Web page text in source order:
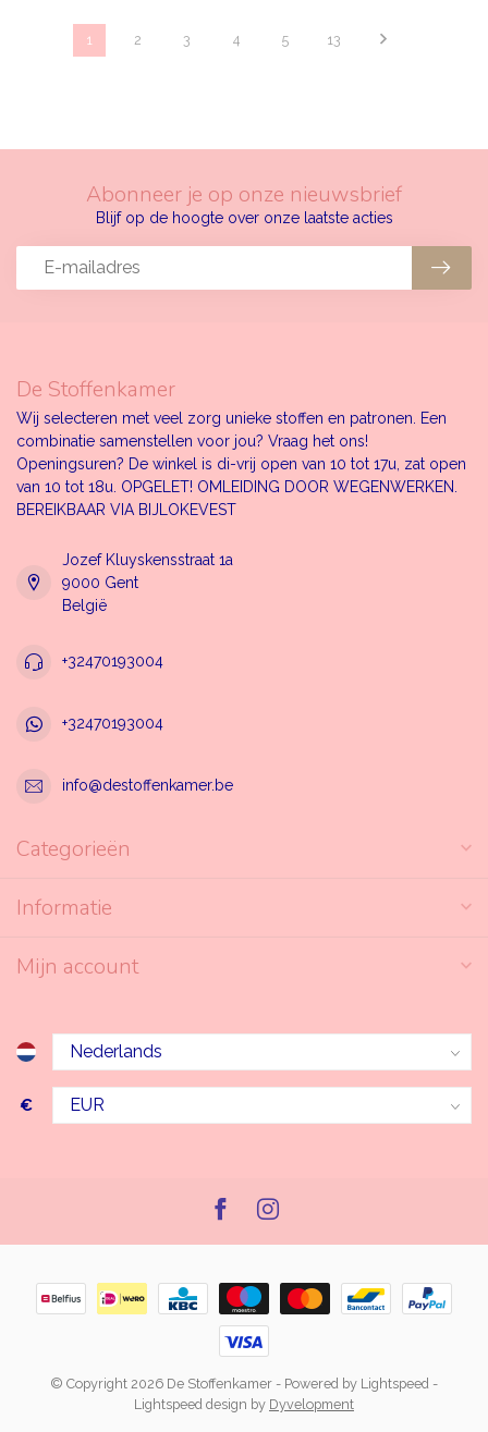
1 2 3 4 5 13
Abonneer je op onze nieuwsbrief
Blijf op de hoogte over onze laatste acties
De Stoffenkamer
Wij selecteren met veel zorg unieke stoffen en patronen. Een
combinatie samenstellen voor jou? Vraag het ons!
Openingsuren? De winkel is di-vrij open van 10 tot 17u, zat open
van 10 tot 18u. OPGELET! OMLEIDING DOOR WEGENWERKEN.
BEREIKBAAR VIA BIJLOKEVEST
Jozef Kluyskensstraat 1a
9000 Gent
België
+32470193004
+32470193004
info@destoffenkamer.be
Categorieën
Informatie
Mijn account
€
© Copyright 2026 De Stoffenkamer - Powered by Lightspeed -
Lightspeed design by Dyvelopment